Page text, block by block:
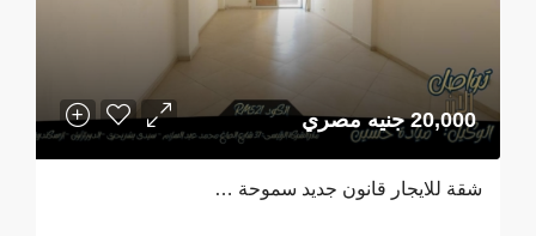
20,000 جنيه مصري
شقة للايجار قانون جديد سموحة …